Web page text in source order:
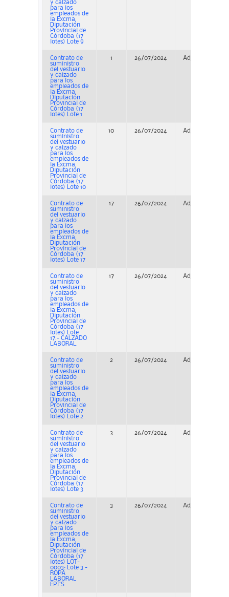
y calzado
para los
empleados de
la Excma.
Diputación
Provincial de
Córdoba (17
lotes) Lote 9
Contrato de
suministro
del vestuario
y calzado
para los
empleados de
la Excma.
Diputación
Provincial de
Córdoba (17
lotes) Lote 1
1 26/07/2024 Adjudicación
Contrato de
suministro
del vestuario
y calzado
para los
empleados de
la Excma.
Diputación
Provincial de
Córdoba (17
lotes) Lote 10
10 26/07/2024 Adjudicación
Contrato de
suministro
del vestuario
y calzado
para los
empleados de
la Excma.
Diputación
Provincial de
Córdoba (17
lotes) Lote 17
17 26/07/2024 Adjudicación
Contrato de
suministro
del vestuario
y calzado
para los
empleados de
la Excma.
Diputación
Provincial de
Córdoba (17
lotes) Lote
17.- CALZADO
LABORAL.
17 26/07/2024 Adjudicación
Contrato de
suministro
del vestuario
y calzado
para los
empleados de
la Excma.
Diputación
Provincial de
Córdoba (17
lotes) Lote 2
2 26/07/2024 Adjudicación
Contrato de
suministro
del vestuario
y calzado
para los
empleados de
la Excma.
Diputación
Provincial de
Córdoba (17
lotes) Lote 3
3 26/07/2024 Adjudicación
Contrato de
suministro
del vestuario
y calzado
para los
empleados de
la Excma.
Diputación
Provincial de
Córdoba (17
lotes) LOT-
0003: Lote 3.-
ROPA
LABORAL
EPI’S
3 26/07/2024 Adjudicación